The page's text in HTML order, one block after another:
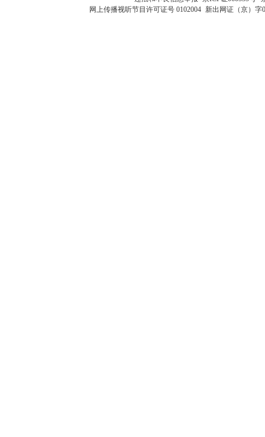
网上传播视听节目许可证号 0102004 新出网证（京）